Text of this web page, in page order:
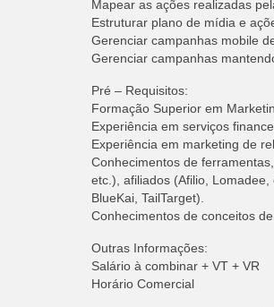
Mapear as ações realizadas
Estruturar plano de mídia e
Gerenciar campanhas mobile
Gerenciar campanhas
Pré – Requisitos:
Formação Superior em
Experiência em serviços
Experiência em marketing de
Conhecimentos de
etc.), afiliados (Afilio,
BlueKai, TailTarget).
Conhecimentos de conceitos
Outras Informações:
Salário à combinar + VT + VR
Horário Comercial